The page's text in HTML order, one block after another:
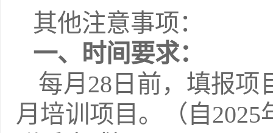
其他注意事项：
一、时间要求：
每月 28日前，填报项
月培训项目。（自